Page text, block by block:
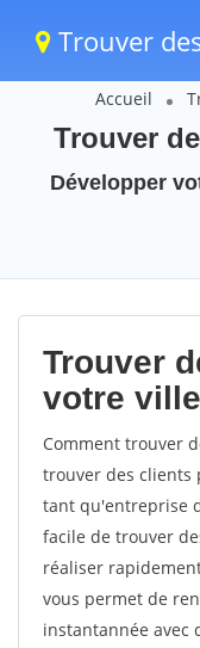
Trouver
Accueil
Trouver
Développer
Trouver
votre
Comment trouver
trouver des clients
tant qu'entreprise
facile de trouver
réaliser
vous permet de
instantannée avec